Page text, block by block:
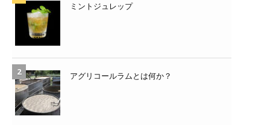
ミントジュレップ
アグリコールラムとは何か？